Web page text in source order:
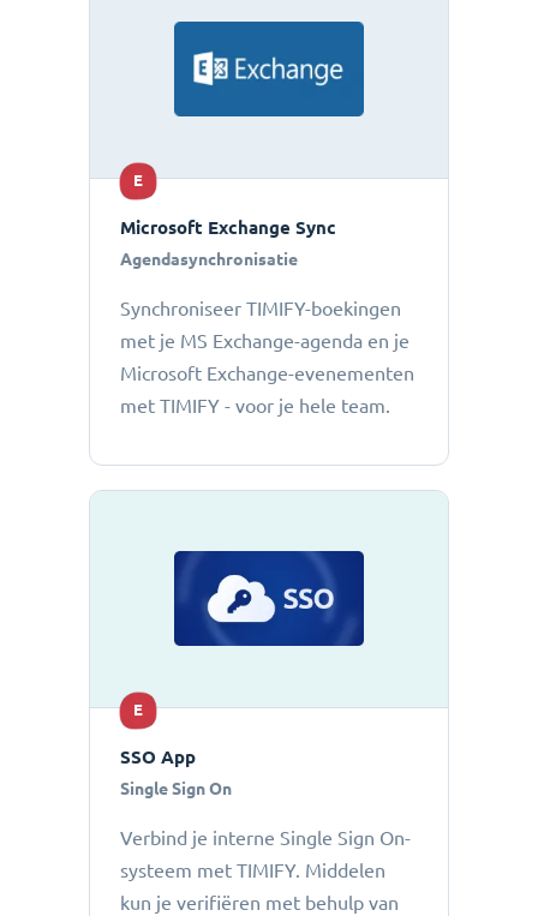
E
Microsoft Exchange Sync
Agendasynchronisatie
Synchroniseer TIMIFY-boekingen
met je MS Exchange-agenda en je
Microsoft Exchange-evenementen
met TIMIFY - voor je hele team.
E
SSO App
Single Sign On
Verbind je interne Single Sign On-
systeem met TIMIFY. Middelen
kun je verifiëren met behulp van